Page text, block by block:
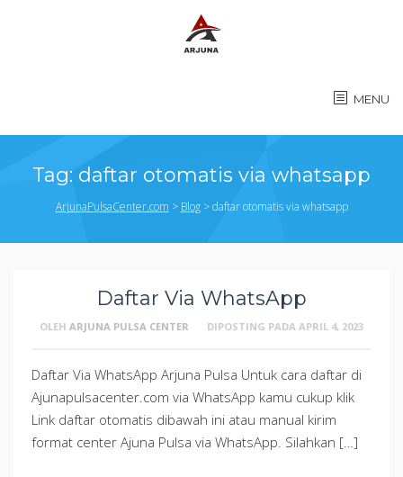
MENU
Tag: daftar otomatis via whatsapp
ArjunaPulsaCenter.com > Blog>daftar otomatis via whatsapp
Daftar Via WhatsApp
OLEH ARJUNA PULSA CENTER DIPOSTING PADA APRIL 4, 2023
Daftar Via WhatsApp Arjuna Pulsa Untuk cara daftar di
Ajunapulsacenter.com via WhatsApp kamu cukup klik
Link daftar otomatis dibawah ini atau manual kirim
format center Ajuna Pulsa via WhatsApp. Silahkan […]